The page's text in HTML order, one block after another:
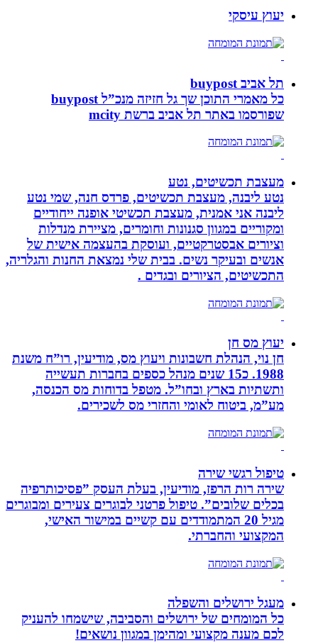
יעוץ עיסקי
תל אביב buypost
כל מאמרי התוכן שך גל חזיזה מנכ”ל buypost
שפורסמו באתר תל אביב ברשת mcity
מעצבת תכשיטים, נטע
נטע ליבנה, מעצבת תכשיטים, פרדס חנה, שמי נטע
ליבנה אני אמנית, מעצבת תכשיטי אופנה ייחודיים
ומקוריים במגוון סגנונות וחומרים, מציירת מנדלות
וציורים אבסטרקטיים, ועוסקת בהעצמה אישית של
אנשים ובעיקר נשים. בבית שלי נמצאת החנות והגלריה,
התכשיטים, הציורים ובגדים .
יעוץ מס חן
חן נוי, הנהלת חשבונות ויעוץ מס, מודיעין, רו”ח משנת
1988. כ15 שנים מנהל כספים בחברות תעשייה
ותשתיות בארץ ובחו”ל. מטפל בדוחות מס הכנסה,
מע”מ, ביטוח לאומי והחזרי מס לשכירים.
טיפול רגשי שירה
שירה רות הרפז, מודיעין, בעלת העסק ”פסיכותרפיה
בכלים שלובים”. טיפול פרטני לבוגרים צעירים ומבוגרים
מגיל 20 המתמודדים עם קשיים במישור האישי,
המקצועי והחברתי.
מעגל ירושלים והשפלה
כל המומחים של ירושלים והסביבה, שישמחו להעניק
לכם מענה מקצועי ומהימן במגוון נושאים!